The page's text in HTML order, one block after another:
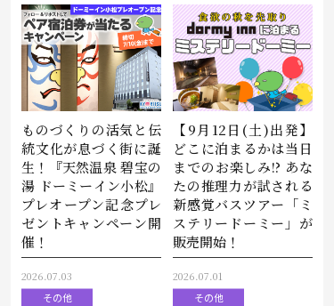
ものづくりの活気と伝
統文化が息づく街に誕
生！『天然温泉 碧宝の
湯 ドーミーイン小松』
プレオープン記念プレ
ゼントキャンペーン開
催！
2026.07.03
その他
【9月12日(土)出発】
どこに泊まるかは当日
までのお楽しみ!? あな
たの推理力が試される
新感覚バスツアー「ミ
ステリードーミー」が
販売開始！
2026.07.01
その他